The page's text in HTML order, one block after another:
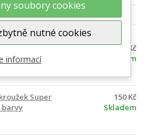
V KATEGORII
555 Kč
Skladem
Super
barvy
150 Kč
Skladem
soubory cookies
nutné cookies
informací